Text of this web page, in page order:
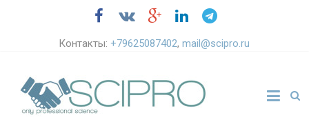
Контакты:+79625087402,mail@scipro.ru